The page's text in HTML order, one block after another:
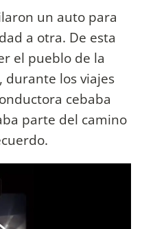
un auto para
a otra. De esta
el pueblo de la
durante los viajes
cebaba
parte del camino